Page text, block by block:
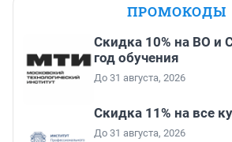
ПРОМОКОДЫ
Скидка 10% на ВО и
год обучения
До 31 августа, 2026
Скидка 11% на все
До 31 августа, 2026